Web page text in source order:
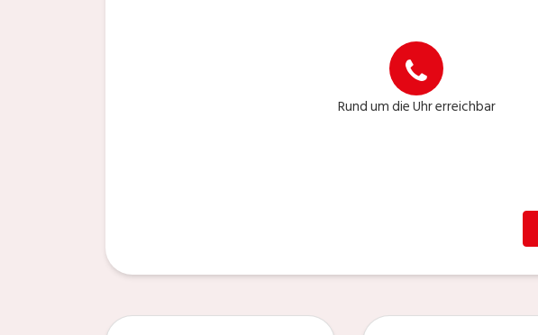
Rund um die Uhr erreichbar